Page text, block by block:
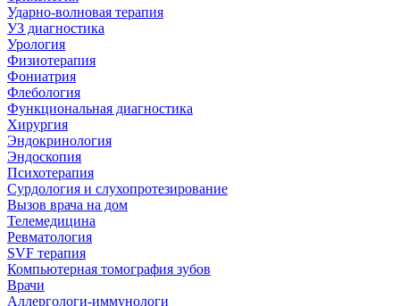
Ударно-волновая терапия
УЗ диагностика
Урология
Физиотерапия
Фониатрия
Флебология
Функциональная диагностика
Хирургия
Эндокринология
Эндоскопия
Психотерапия
Сурдология и слухопротезирование
Вызов врача на дом
Телемедицина
Ревматология
SVF терапия
Компьютерная томография зубов
Врачи
Аллергологи-иммунологи